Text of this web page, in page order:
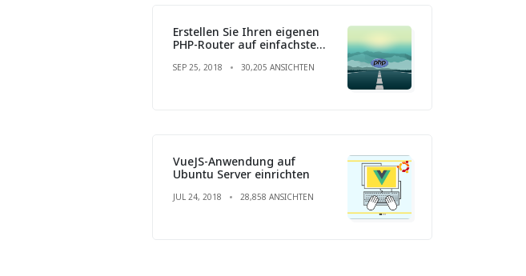
Erstellen Sie Ihren eigenen
PHP-Router auf einfachste
SEP 25, 2018 30,205 ANSICHTEN
VueJS-Anwendung auf
Ubuntu Server einrichten
JUL 24, 2018 28,858 ANSICHTEN